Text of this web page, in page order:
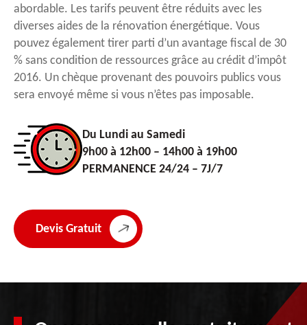
abordable. Les tarifs peuvent être réduits avec les
diverses aides de la rénovation énergétique. Vous
pouvez également tirer parti d’un avantage fiscal de 30
% sans condition de ressources grâce au crédit d’impôt
2016. Un chèque provenant des pouvoirs publics vous
sera envoyé même si vous n’êtes pas imposable.
Du Lundi au Samedi
9h00 à 12h00 – 14h00 à 19h00
PERMANENCE 24/24 – 7J/7
Devis Gratuit